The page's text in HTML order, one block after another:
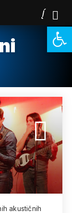
akustičnih